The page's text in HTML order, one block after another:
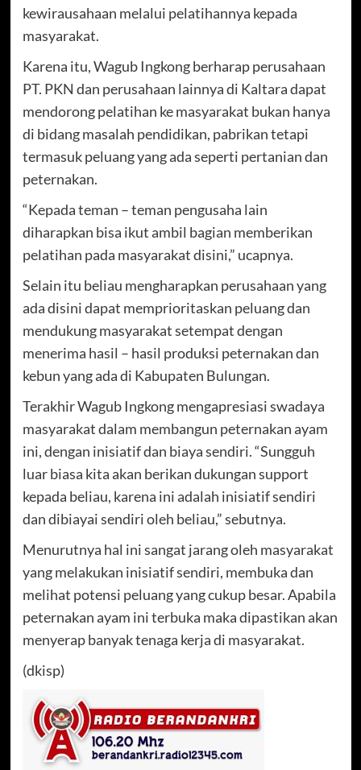
kewirausahaan melalui pelatihannya kepada
masyarakat.
Karena itu, Wagub Ingkong berharap perusahaan
PT. PKN dan perusahaan lainnya di Kaltara dapat
mendorong pelatihan ke masyarakat bukan hanya
di bidang masalah pendidikan, pabrikan tetapi
termasuk peluang yang ada seperti pertanian dan
peternakan.
“Kepada teman – teman pengusaha lain
diharapkan bisa ikut ambil bagian memberikan
pelatihan pada masyarakat disini,” ucapnya.
Selain itu beliau mengharapkan perusahaan yang
ada disini dapat memprioritaskan peluang dan
mendukung masyarakat setempat dengan
menerima hasil – hasil produksi peternakan dan
kebun yang ada di Kabupaten Bulungan.
Terakhir Wagub Ingkong mengapresiasi swadaya
masyarakat dalam membangun peternakan ayam
ini, dengan inisiatif dan biaya sendiri. “Sungguh
luar biasa kita akan berikan dukungan support
kepada beliau, karena ini adalah inisiatif sendiri
dan dibiayai sendiri oleh beliau,” sebutnya.
Menurutnya hal ini sangat jarang oleh masyarakat
yang melakukan inisiatif sendiri, membuka dan
melihat potensi peluang yang cukup besar. Apabila
peternakan ayam ini terbuka maka dipastikan akan
menyerap banyak tenaga kerja di masyarakat.
(dkisp)